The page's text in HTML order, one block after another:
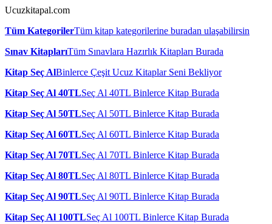
Ucuzkitapal.com
Tüm KategorilerTüm kitap kategorilerine buradan ulaşabilirsin
Sınav KitaplarıTüm Sınavlara Hazırlık Kitapları Burada
Kitap Seç AlBinlerce Çeşit Ucuz Kitaplar Seni Bekliyor
Kitap Seç Al 40TLSeç Al 40TL Binlerce Kitap Burada
Kitap Seç Al 50TLSeç Al 50TL Binlerce Kitap Burada
Kitap Seç Al 60TLSeç Al 60TL Binlerce Kitap Burada
Kitap Seç Al 70TLSeç Al 70TL Binlerce Kitap Burada
Kitap Seç Al 80TLSeç Al 80TL Binlerce Kitap Burada
Kitap Seç Al 90TLSeç Al 90TL Binlerce Kitap Burada
Kitap Seç Al 100TLSeç Al 100TL Binlerce Kitap Burada